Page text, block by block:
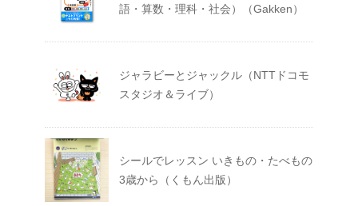
語・算数・理科・社会）（Gakken）
ジャラビーとジャックル（NTTドコモ
スタジオ＆ライブ）
シールでレッスン いきもの・たべもの
3歳から（くもん出版）